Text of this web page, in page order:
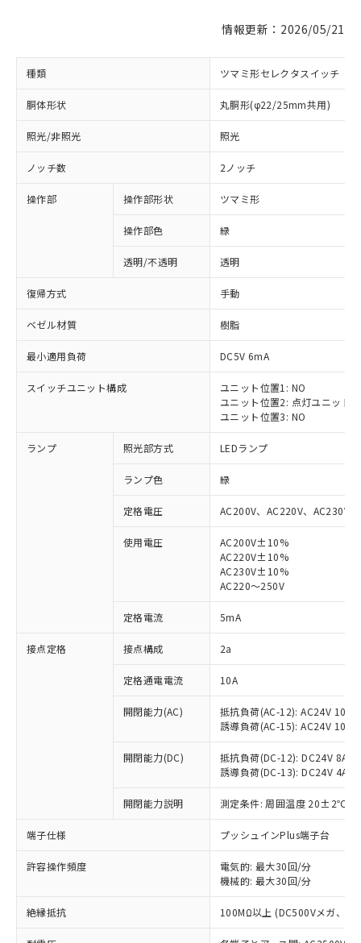
情報更新：2026/05/21
種類 ツマミ形セレクタスイッチ
胴体形状 丸胴形(φ22/25mm共用)
照光/非照光 照光
ノッチ数 2ノッチ
操作部 操作部形状 ツマミ形
操作部色 緑
透明/不透明 透明
復帰方式 手動
ベゼル材質 樹脂
最小適用負荷 DC5V 6mA
スイッチユニット構成
ユニット位置1: NO
ユニット位置2: 点灯ユニット
ユニット位置3: NO
ランプ 照光部方式 LEDランプ
ランプ色 緑
定格電圧 AC200V、AC220V、AC230V
使用電圧
AC200V±10%
AC220V±10%
AC230V±10%
AC220～250V
定格電流 5mA
接点定格 接点構成 2a
定格通電電流 10A
開閉能力(AC)
抵抗負荷(AC-12): AC24V 10A/
誘導負荷(AC-15): AC24V
開閉能力(DC)
抵抗負荷(DC-12): DC24V 8A/
誘導負荷(DC-13): DC24V 4A/
開閉能力説明 測定条件: 周囲温度 20±2℃、
端子仕様 プッシュインPlus端子台
許容操作頻度
電気的: 最大30回/分
機械的: 最大30回/分
絶縁抵抗 100MΩ以上 (DC500Vメガ、点
以下の条件をお読みいただき、同意のうえ
本サービスは、当社制御機器事業取扱
商品の当社在庫状況および標準価格
(税抜)を提供させていただくもので
本サービスの対象外となる商品もある
ことをご了承ください。
在庫状況および標準価格照会結果は、
記載している更新日時点での社内デー
タに基づき作成されるものであり、閲
覧された時点での実際の在庫および標
対応済み：EU RoHS指令（10物質）の
非含有に対応した製品が提供可能な商品で
対応予定：EU RoHS指令（10物質）の非含
有に対応した製品に切り替える予定のある
対応予定なし：EU RoHS指令（10物質）の
非含有に非対応の商品で、対応品を出す予
調査・確認中：EU RoHS指令（10物質）の
非含有の対応状況を調査中または確認中の
非該当品：ライセンス料など無形物で、有
害物質有無と関係のない商品です。
仕入先様の事情により、非含有部品として
いたものが、含有品と判明した場合などや
むを得ず変更することがあります。
鉛(Pb) 1000ppm以下、 水銀(Hg) 1000ppm以下、 カド
六価クロム(Cr(Ⅵ)) 1000ppm以下、ポリ臭化ビフェニル
※1 中国RoHS○×表
「○」：最大均質材料含有率が中国RoHSの
基準値以下であることを示します。
「×」：最大均質材料含有率が中国RoHSの
基準値を超えていることを示します。
「－」：未確認です。当社販売部門へお問
*中国RoHS10物質の基準値 (GB/T26572)：
Pb(鉛) :1000ppm、 Hg(水銀) : 1000ppm、 Cd(カドミウ
当社は、これら貴社製品のうち、外国
為替および外国貿易法に定める商品
（以下｢規制貨物等」という）を輸出
または国外への提供する場合は、日本
国政府の輸出許可(または役務取引許
可)を取得するなどの必要な手続きを